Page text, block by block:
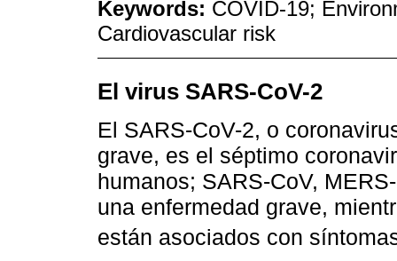
Keywords: COVID-19;
Cardiovascular risk
El virus SARS-CoV-2
El SARS-CoV-2, o
grave, es el séptimo
humanos; SARS-CoV,
una enfermedad grave,
están asociados con